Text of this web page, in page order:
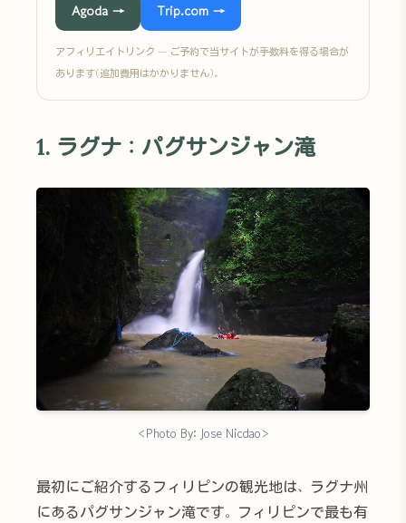
Agoda → Trip.com →
アフィリエイトリンク — ご予約で当サイトが手数料を得る場合が
あります(追加費用はかかりません)。
1. ラグナ：パグサンジャン滝
<Photo By: Jose Nicdao>
最初にご紹介するフィリピンの観光地は、ラグナ州
にあるパグサンジャン滝です。フィリピンで最も有